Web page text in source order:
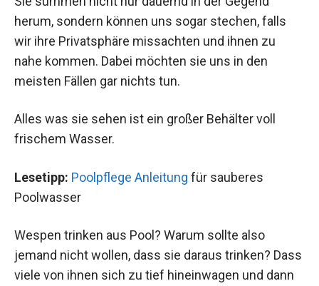
herum, sondern können uns sogar stechen, falls
wir ihre Privatsphäre missachten und ihnen zu
nahe kommen. Dabei möchten sie uns in den
meisten Fällen gar nichts tun.
Alles was sie sehen ist ein großer Behälter voll
frischem Wasser.
Lesetipp: Poolpflege Anleitung für sauberes
Poolwasser
Wespen trinken aus Pool? Warum sollte also
jemand nicht wollen, dass sie daraus trinken? Dass
viele von ihnen sich zu tief hineinwagen und dann